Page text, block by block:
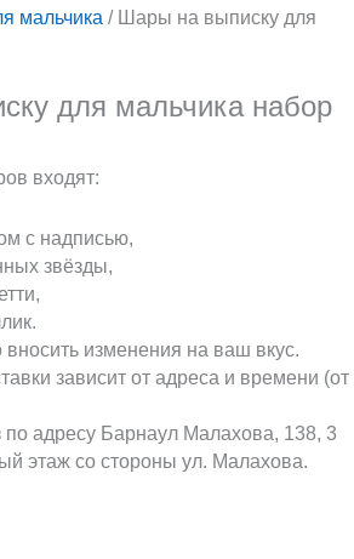
мальчика / Шары на выписку для
для мальчика набор
входят:
с надписью,
звёзды,
изменения на ваш вкус.
зависит от адреса и времени (от
по адресу Барнаул Малахова, 138, 3
этаж со стороны ул. Малахова.